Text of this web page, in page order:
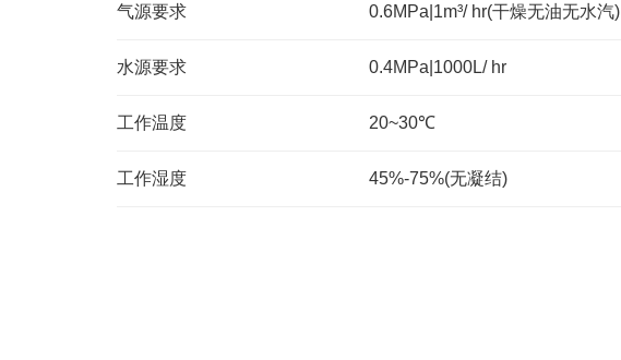
气源要求 0.6MPa|1m³/ hr(干燥无油无水汽)
水源要求 0.4MPa|1000L/ hr
工作温度 20~30℃
工作湿度 45%-75%(无凝结)